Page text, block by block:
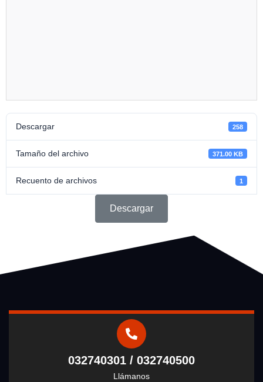
Descargar 258
Tamaño del archivo 371.00 KB
Recuento de archivos 1
Descargar
032740301 / 032740500
Llámanos